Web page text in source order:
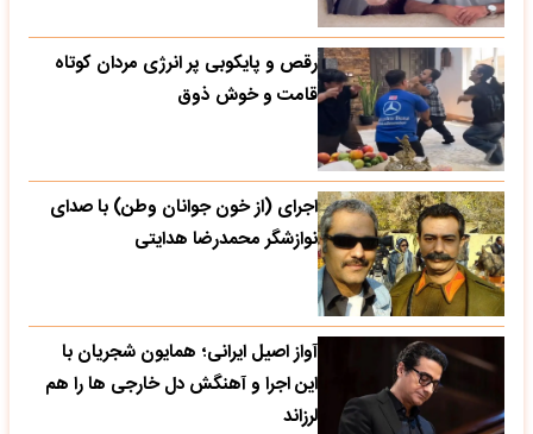
رقص و پایکوبی پر انرژی مردان کوتاه
قامت و خوش ذوق
اجرای (از خون جوانان وطن) با صدای
نوازشگر محمدرضا هدایتی
آواز اصیل ایرانی؛ همایون شجریان با
این اجرا و آهنگش دل خارجی ها را هم
لرزاند